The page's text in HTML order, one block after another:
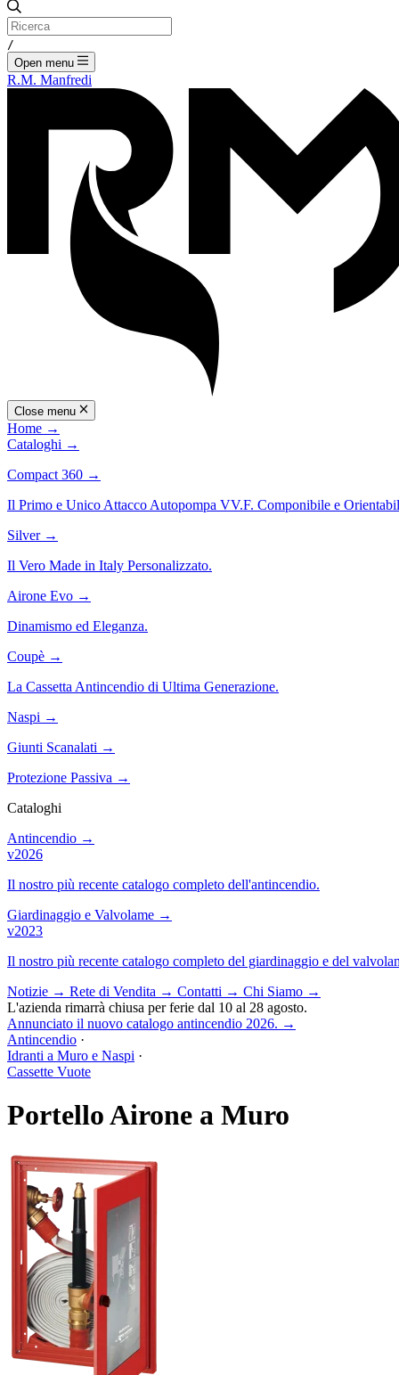
/
Open menu
R.M. Manfredi
Close menu
Home →
Cataloghi →
Compact 360 →
Il Primo e Unico Attacco Autopompa VV.F. Componibile e
Silver →
Il Vero Made in Italy Personalizzato.
Airone Evo →
Dinamismo ed Eleganza.
Coupè →
La Cassetta Antincendio di Ultima Generazione.
Naspi →
Giunti Scanalati →
Protezione Passiva →
Cataloghi
Antincendio →
v2026
Il nostro più recente catalogo completo dell'antincendio.
Giardinaggio e Valvolame →
v2023
Il nostro più recente catalogo completo del giardinaggio e del
Notizie → Rete di Vendita → Contatti → Chi Siamo →
L'azienda rimarrà chiusa per ferie dal 10 al 28 agosto.
Annunciato il nuovo catalogo antincendio 2026. →
Antincendio ·
Idranti a Muro e Naspi ·
Cassette Vuote
Portello Airone a Muro